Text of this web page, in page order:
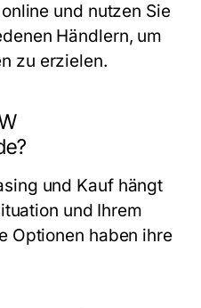
und nutzen Sie
Händlern, um
zu erzielen.
und Kauf hängt
und Ihrem
Optionen haben ihre